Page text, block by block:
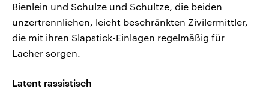
Bienlein und Schulze und Schultze, die beiden
unzertrennlichen, leicht beschränkten Zivilermittler,
die mit ihren Slapstick-Einlagen regelmäßig für
Lacher sorgen.
Latent rassistisch